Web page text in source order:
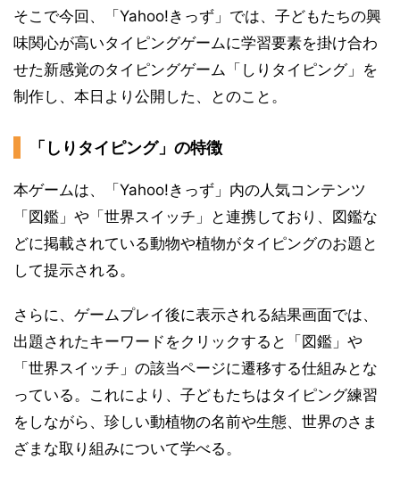
そこで今回、「Yahoo!きっず」では、子どもたちの興
味関心が高いタイピングゲームに学習要素を掛け合わ
せた新感覚のタイピングゲーム「しりタイピング」を
制作し、本日より公開した、とのこと。
「しりタイピング」の特徴
本ゲームは、「Yahoo!きっず」内の人気コンテンツ
「図鑑」や「世界スイッチ」と連携しており、図鑑な
どに掲載されている動物や植物がタイピングのお題と
して提示される。
さらに、ゲームプレイ後に表示される結果画面では、
出題されたキーワードをクリックすると「図鑑」や
「世界スイッチ」の該当ページに遷移する仕組みとな
っている。これにより、子どもたちはタイピング練習
をしながら、珍しい動植物の名前や生態、世界のさま
ざまな取り組みについて学べる。